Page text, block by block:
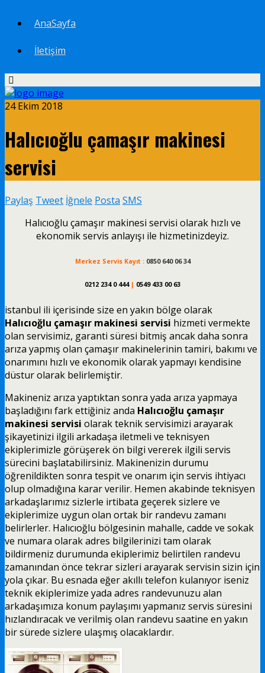
AnaSayfa
İletişim
24 Ekim 2018
Halıcıoğlu çamaşır makinesi
servisi
Paylaş Tweet İğnele Posta SMS
Halıcıoğlu çamaşır makinesi servisi olarak hızlı ve
ekonomik servis anlayışı ile hizmetinizdeyiz.
Merkez Servis Kayıt : 0850 640 06 34
0212 234 0 444 | 0549 433 00 63
istanbul ili içerisinde size en yakın bölge olarak
Halıcıoğlu çamaşır makinesi servisi hizmeti vermekte
olan servisimiz, garanti süresi bitmiş ancak daha sonra
arıza yapmış olan çamaşır makinelerinin tamiri, bakımı ve
onarımını hızlı ve ekonomik olarak yapmayı kendisine
düstur olarak belirlemiştir.
Makineniz arıza yaptıktan sonra yada arıza yapmaya
başladığını fark ettiğiniz anda Halıcıoğlu çamaşır
makinesi servisi olarak teknik servisimizi arayarak
şikayetinizi ilgili arkadaşa iletmeli ve teknisyen
ekiplerimizle görüşerek ön bilgi vererek ilgili servis
sürecini başlatabilirsiniz. Makinenizin durumu
öğrenildikten sonra tespit ve onarım için servis ihtiyacı
olup olmadığına karar verilir. Hemen akabinde teknisyen
arkadaşlarımız sizlerle irtibata geçerek sizlere ve
ekiplerimize uygun olan ortak bir randevu zamanı
belirlerler. Halıcıoğlu bölgesinin mahalle, cadde ve sokak
ve numara olarak adres bilgilerinizi tam olarak
bildirmeniz durumunda ekiplerimiz belirtilen randevu
zamanından önce tekrar sizleri arayarak servisin sizin için
yola çıkar. Bu esnada eğer akıllı telefon kulanıyor iseniz
teknik ekiplerimize yada adres randevunuzu alan
arkadaşımıza konum paylaşımı yapmanız servis süresini
hızlandıracak ve verilmiş olan randevu saatine en yakın
bir sürede sizlere ulaşmış olacaklardır.